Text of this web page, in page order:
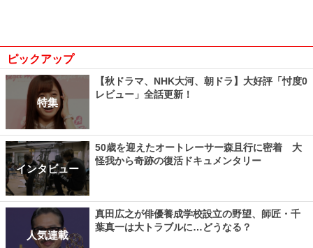
ピックアップ
特集
【秋ドラマ、NHK大河、朝ドラ】大好評「忖度0
レビュー」全話更新！
インタビュー
50歳を迎えたオートレーサー森且行に密着 大
怪我から奇跡の復活ドキュメンタリー
人気連載
真田広之が俳優養成学校設立の野望、師匠・千
葉真一は大トラブルに…どうなる？